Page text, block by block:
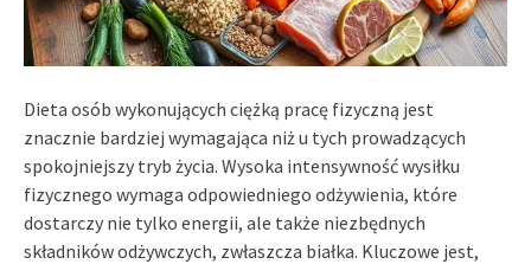
Dieta osób wykonujących ciężką pracę fizyczną jest
znacznie bardziej wymagająca niż u tych prowadzących
spokojniejszy tryb życia. Wysoka intensywność wysiłku
fizycznego wymaga odpowiedniego odżywienia, które
dostarczy nie tylko energii, ale także niezbędnych
składników odżywczych, zwłaszcza białka. Kluczowe jest,